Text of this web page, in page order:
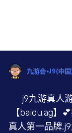
j9九游真人
【baidu.ag】
真人第一品牌